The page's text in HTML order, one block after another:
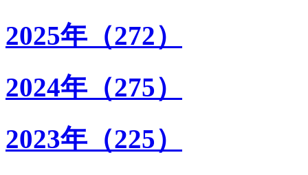
2025年（272）
2024年（275）
2023年（225）